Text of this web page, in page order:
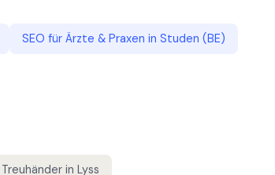
SEO für Ärzte & Praxen in Studen (BE)
Treuhänder in Lyss